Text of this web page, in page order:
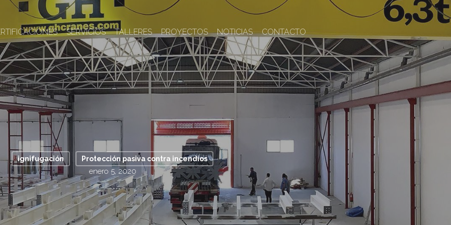
SERVICIOS TALLERES PROYECTOS NOTICIAS CONTACTO
ignifugación Protección pasiva contra incendios
enero 5, 2020